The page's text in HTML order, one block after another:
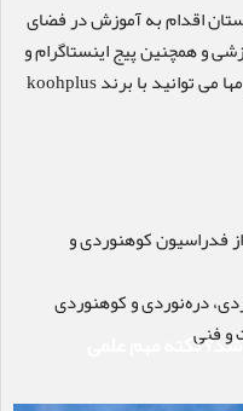
دوستان اقدام به آموزش در فضای
و همچنین پیج اینستاگرام و
کانال یوتیوب کردم که در تمامی این پلتفرمها می توانید با برند koohplus
فدراسیون کوهنوردی و
دره‌نوردی و کوهنوردی
و فنینکته مهم علمی